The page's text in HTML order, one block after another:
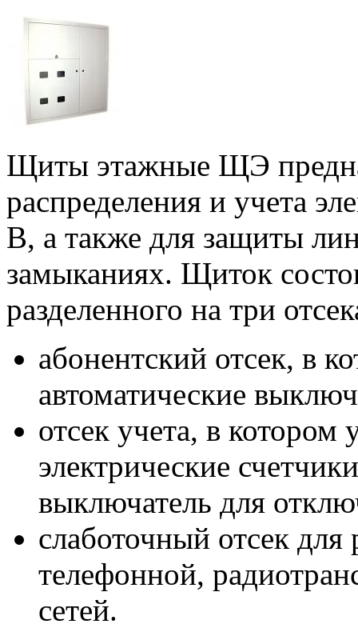
Щиты этажные ЩЭ
распределения и учета
В, а также для защиты
замыканиях. Щиток
разделенного на три
абонентский отсек, в
автоматические
отсек учета, в котором
электрические
выключатель для
слаботочный отсек
телефонной,
сетей.